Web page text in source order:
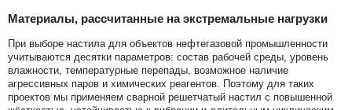
Материалы, рассчитанные на экстремальные нагрузки
При выборе настила для объектов нефтегазовой промышленности
учитываются десятки параметров: состав рабочей среды, уровень
влажности, температурные перепады, возможное наличие
агрессивных паров и химических реагентов. Поэтому для таких
проектов мы применяем сварной решетчатый настил с повышенной